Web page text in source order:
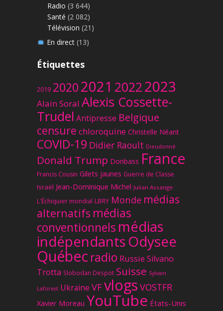
Radio (3 644)
Santé (2 082)
Télévision (21)
En direct(13)
Étiquettes
2019 20202021 20222023
Alain Soral Alexis Cossette-
Trudel Antipresse Belgique
censure chloroquine Christelle Néant
COVID-19 Didier Raoult Dieudonné
Donald Trump Donbass France
Francis Cousin Gilets jaunes Guerre de Classe
Israël Jean-Dominique Michel Julian Assange
L'Échiquier mondial LBRY Monde médias
alternatifs médias
conventionnels médias
indépendantsOdysee
Québec radio Russie Silvano
Trotta Slobodan Despot Suisse Sylvain
Laforest Ukraine VFvlogs VOSTFR
Xavier Moreau YouTube États-Unis